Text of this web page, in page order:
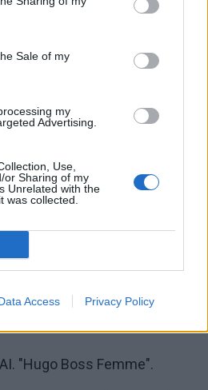
Sale of my
my
Advertising.
Use,
or Sharing of my
Unrelated with the
was collected.
Access Privacy Policy
skaitau "nekabina" manęs
jaunystėje. Gal todėl,
gyvenimą. Iš anų laikų įsiminė
"Hugo Boss Femme".